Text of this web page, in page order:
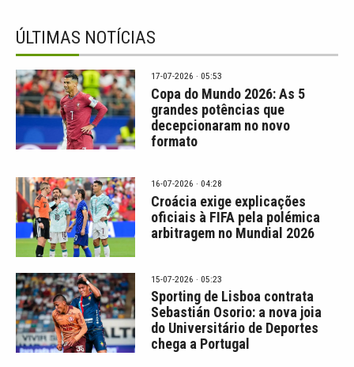
ÚLTIMAS NOTÍCIAS
17-07-2026 · 05:53
Copa do Mundo 2026: As 5
grandes potências que
decepcionaram no novo
formato
16-07-2026 · 04:28
Croácia exige explicações
oficiais à FIFA pela polémica
arbitragem no Mundial 2026
15-07-2026 · 05:23
Sporting de Lisboa contrata
Sebastián Osorio: a nova joia
do Universitário de Deportes
chega a Portugal